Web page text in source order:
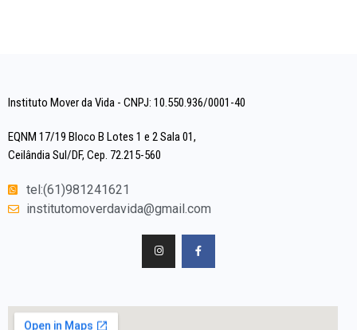
Instituto Mover da Vida - CNPJ: 10.550.936/0001-40
EQNM 17/19 Bloco B Lotes 1 e 2 Sala 01,
Ceilândia Sul/DF, Cep. 72.215-560
tel:(61)981241621
institutomoverdavida@gmail.com